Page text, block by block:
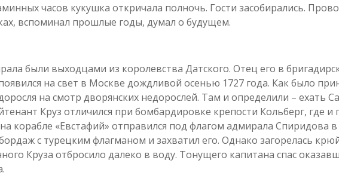
часов кукушка откричала полночь. Гости засобирались.
вспоминал прошлые годы, думал о будущем.
были выходцами из королевства Датского. Отец его в
на свет в Москве дождливой осенью 1727 года. Как было
на смотр дворянских недорослей. Там и определили – ехать
Круз отличился при бомбардировке крепости Кольберг, где
корабле «Евстафий» отправился под флагом адмирала
с турецким флагманом и захватил его. Однако загорелась
Круза отбросило далеко в воду. Тонущего капитана спас